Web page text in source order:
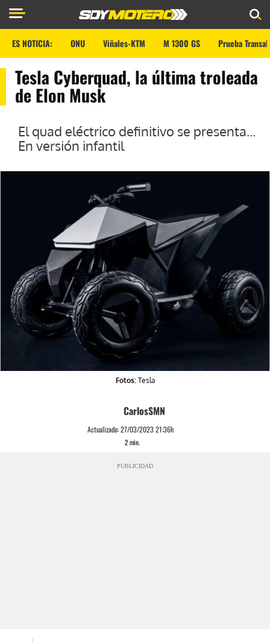
ES NOTICIA: ONU Viñales-KTM M 1300 GS Prueba
Tesla Cyberquad, la última troleada
de Elon Musk
El quad eléctrico definitivo se presenta...
En versión infantil
Fotos:Tesla
CarlosSMN
Actualizado:27/03/2023 21:36h
2min.
PUBLICIDAD